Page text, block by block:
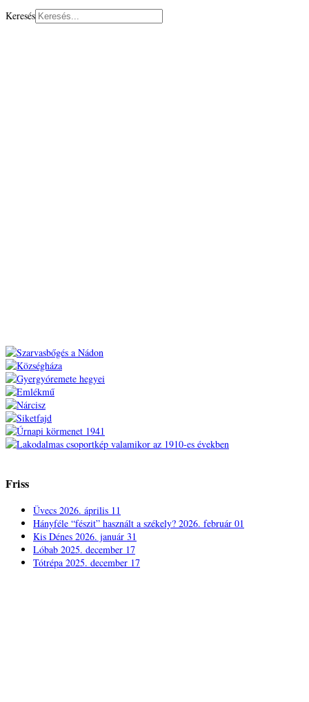
Keresés
Friss
Üvecs 2026. április 11
Hányféle “fészit” használt a székely? 2026. február 01
Kis Dénes 2026. január 31
Lóbab 2025. december 17
Tótrépa 2025. december 17